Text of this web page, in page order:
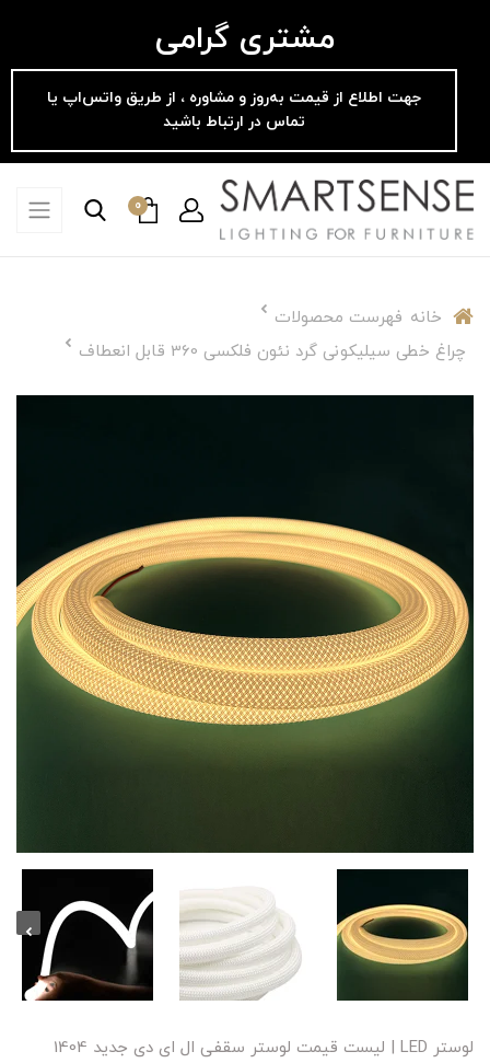
مشتری گرامی
جهت اطلاع از قیمت به‌روز و مشاوره ، از طریق واتس‌اپ یا
تماس در ارتباط باشید
0
خانه فهرست محصولات
چراغ خطی سیلیکونی گرد نئون فلکسی 360 قابل انعطاف
لوستر LED | لیست قیمت لوستر سقفی ال ای دی جدید 1404